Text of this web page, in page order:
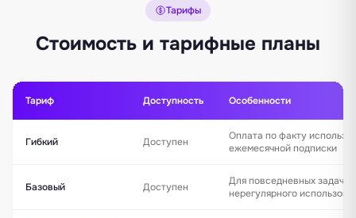
Тарифы
Стоимость и тарифные планы
Тариф Доступность Особенности
Гибкий Доступен
Оплата по факту
ежемесячной подписки
Базовый Доступен
Для повседневных задач и
нерегулярного